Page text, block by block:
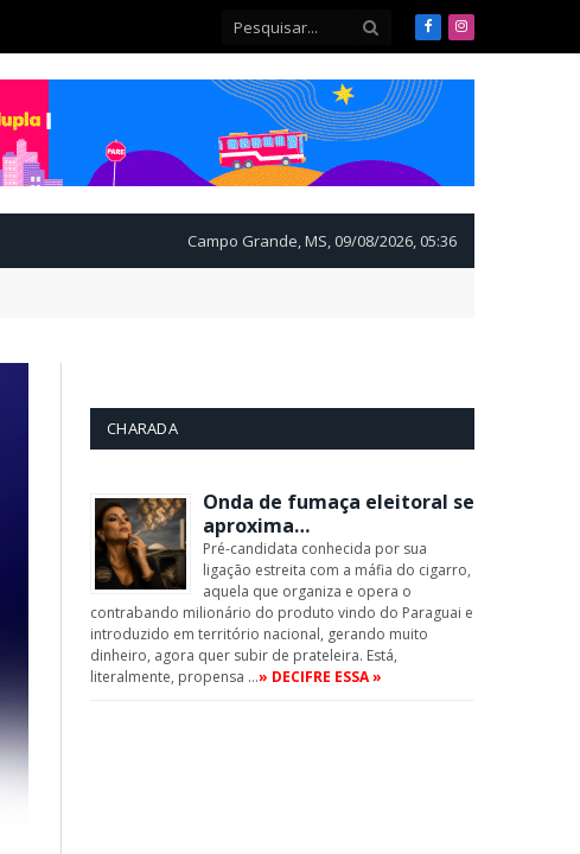
FacebookInstagram
Campo Grande, MS, 09/08/2026, 05:36
CHARADA
Onda de fumaça eleitoral se
aproxima…
Pré-candidata conhecida por sua
ligação estreita com a máfia do cigarro,
aquela que organiza e opera o
contrabando milionário do produto vindo do Paraguai e
introduzido em território nacional, gerando muito
dinheiro, agora quer subir de prateleira. Está,
literalmente, propensa …» DECIFRE ESSA »